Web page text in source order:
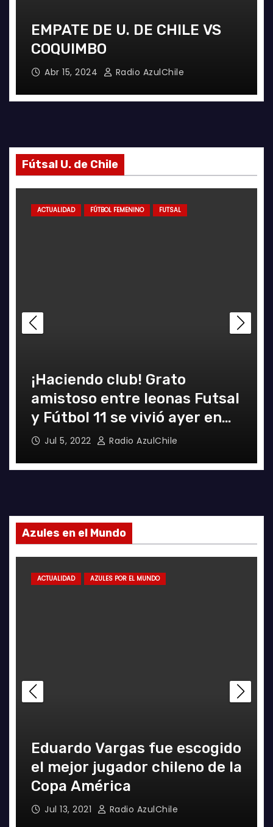
EMPATE DE U. DE CHILE VS
COQUIMBO
Abr 15, 2024 Radio AzulChile
Fútsal U. de Chile
ACTUALIDAD FÚTBOL FEMENINO FUTSAL
¡Haciendo club! Grato
amistoso entre leonas Futsal
y Fútbol 11 se vivió ayer en
La Florida
Jul 5, 2022 Radio AzulChile
Azules en el Mundo
ACTUALIDAD AZULES POR EL MUNDO
Eduardo Vargas fue escogido
el mejor jugador chileno de la
Copa América
Jul 13, 2021 Radio AzulChile